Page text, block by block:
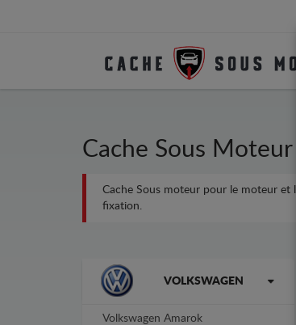
Cache Sous
Cache Sous moteur pour le moteur et
fixation.
Marques VOLKSWAGEN
Volkswagen Amarok